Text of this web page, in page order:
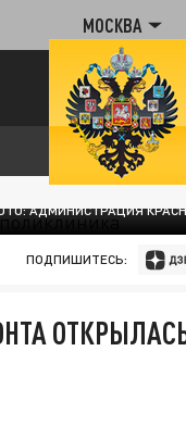
МОСКВА
АДМИНИСТРАЦИЯ
ПОДПИШИТЕСЬ: